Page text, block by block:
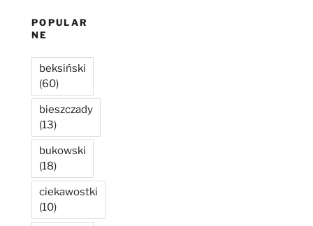
POPULAR
NE
beksiński
(60)
bieszczady
(13)
bukowski
(18)
ciekawostki
(10)